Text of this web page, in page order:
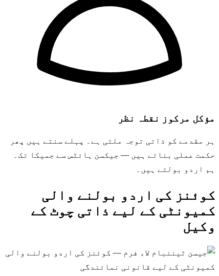
مؤکل مرکوز نقطہ نظر
ہر مقدمے کو ذاتی توجہ ملتی ہے۔ پہلے سنتے ہیں پھر
حکمت عملی بناتے ہیں — جیکسن ہائٹس سے جمیکا تک۔
ہم اردو بولتے ہیں۔
کوئنز کی اردو بولنے والی
کمیونٹی کے لیے ذاتی چوٹ کے
وکیل